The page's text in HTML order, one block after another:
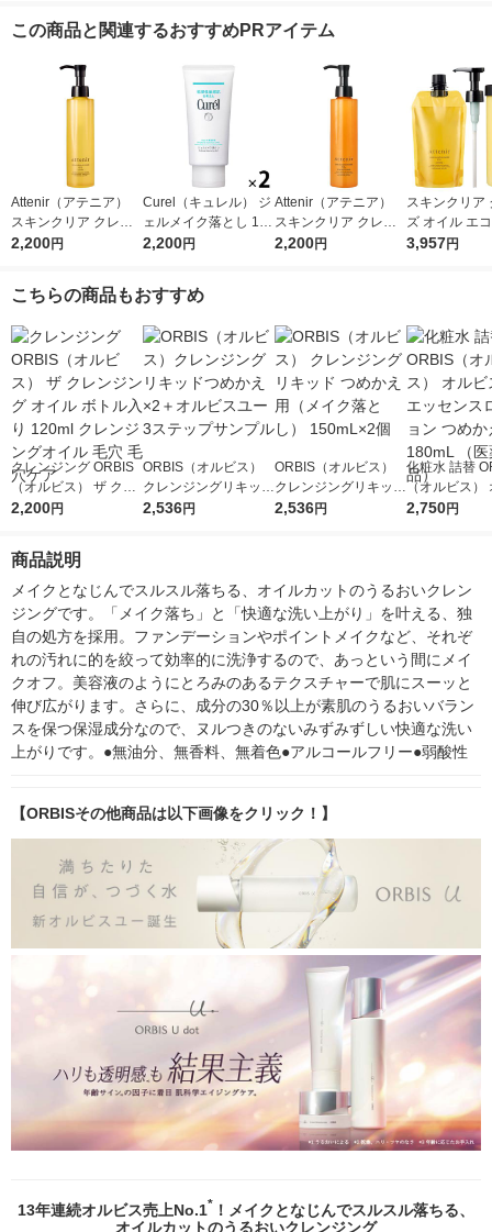
この商品と関連するおすすめPRアイテム
Attenir（アテニア）
スキンクリア クレン
ズ オイル アロマタイ
2,200円
Curel（キュレル） ジ
ェルメイク落とし 130
g ×2個 花王 敏感肌
2,200円
Attenir（アテニア）
スキンクリア クレン
ズ オイル アロマタイ
2,200円
スキンクリア
ズ オイル エ
てセット アロ
3,957円
こちらの商品もおすすめ
クレンジング ORBIS
（オルビス） ザ クレ
ンジング オイル ボト
穴ケア
2,200円
ORBIS（オルビス）
クレンジングリキッド
つめかえ×2＋オルビ
2,536円
ORBIS（オルビス）
クレンジングリキッド
つめかえ用（メイク落
2,536円
化粧水 詰替
（オルビス）
スユー エッセ
2,750円
商品説明
メイクとなじんでスルスル落ちる、オイルカットのうるおいクレン
ジングです。「メイク落ち」と「快適な洗い上がり」を叶える、独
自の処方を採用。ファンデーションやポイントメイクなど、それぞ
れの汚れに的を絞って効率的に洗浄するので、あっという間にメイ
クオフ。美容液のようにとろみのあるテクスチャーで肌にスーッと
伸び広がります。さらに、成分の30％以上が素肌のうるおいバラン
スを保つ保湿成分なので、ヌルつきのないみずみずしい快適な洗い
上がりです。●無油分、無香料、無着色●アルコールフリー●弱酸性
【ORBISその他商品は以下画像をクリック！】
13年連続オルビス売上No.1* ！メイクとなじんでスルスル落ちる、
オイルカットのうるおいクレンジング